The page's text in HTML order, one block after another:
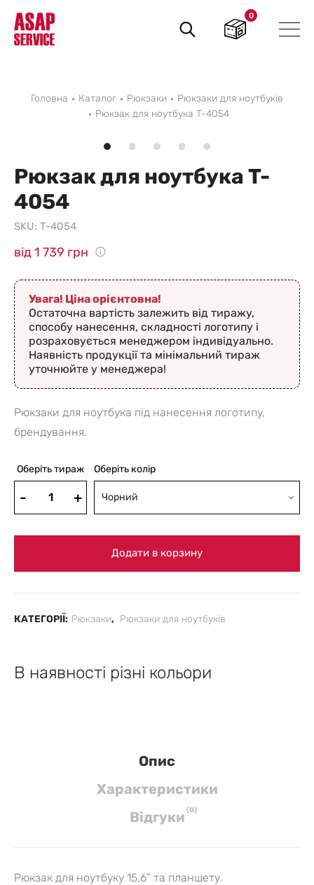
Пошук
товарів
0
Головна Каталог Рюкзаки
Рюкзаки для ноутбуків
Рюкзак для ноутбука T-4054
Рюкзак для ноутбука T-
4054
SKU: T-4054
від 1 739 грн
Увага! Ціна орієнтовна!
Остаточна вартість залежить від тиражу,
способу нанесення, складності логотипу і
розраховується менеджером індивідуально.
Наявність продукції та мінімальний тираж
уточнюйте у менеджера!
Рюкзаки для ноутбука під нанесення логотипу,
брендування.
Оберіть тираж Оберіть колір
Чорний
Додати в корзину
КАТЕГОРІЇ: Рюкзаки, Рюкзаки для ноутбуків
В наявності різні кольори
Опис
Характеристики
Вiдгуки (0)
Рюкзак для ноутбуку 15,6” та планшету.